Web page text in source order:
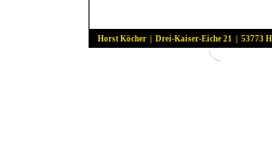
Horst Köcher | Drei-Kaiser-Eiche 21 | 53773